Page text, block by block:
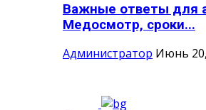
Важные ответы для
Медосмотр, сроки...
Администратор Июнь